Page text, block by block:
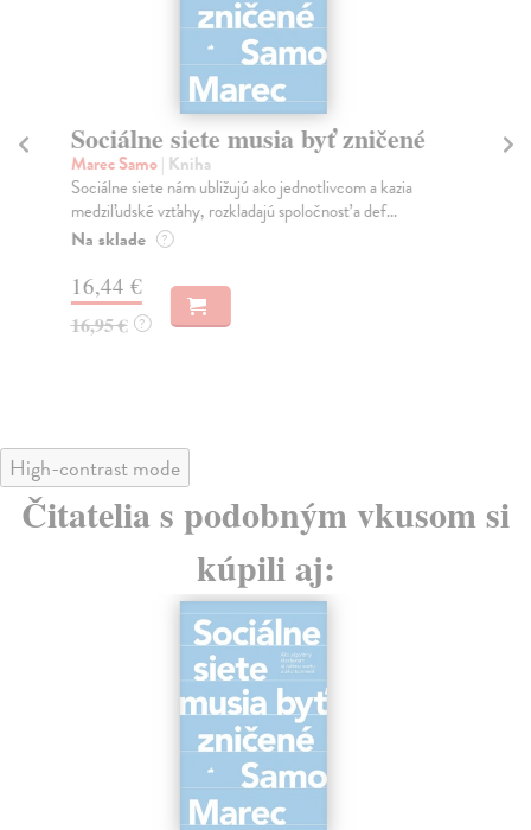
Sociálne siete musia byť zničené
Marec Samo| Kniha
Sociálne siete nám ubližujú ako jednotlivcom a kazia
medziľudské vzťahy, rozkladajú spoločnosť a def...
Na sklade ?
16,44 €
16,95 € ?
High-contrast mode
Čitatelia s podobným vkusom si
kúpili aj: